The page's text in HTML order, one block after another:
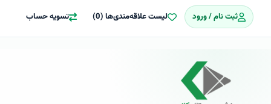
ثبت نام / ورود لیست علاقه‌مندی‌ها (0) تسویه حساب